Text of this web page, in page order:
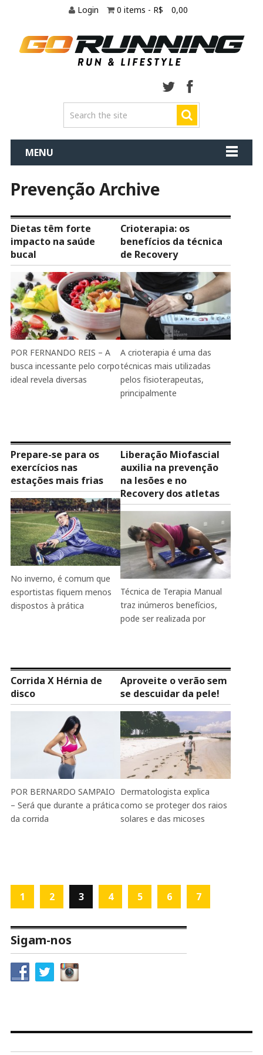
Login 0 items - R$ 0,00
MENU
Prevenção Archive
Dietas têm forte
impacto na saúde
bucal
POR FERNANDO REIS – A
busca incessante pelo corpo
ideal revela diversas
Crioterapia: os
benefícios da técnica
de Recovery
A crioterapia é uma das
técnicas mais utilizadas
pelos fisioterapeutas,
principalmente
Prepare-se para os
exercícios nas
estações mais frias
No inverno, é comum que
esportistas fiquem menos
dispostos à prática
Liberação Miofascial
auxilia na prevenção
na lesões e no
Recovery dos atletas
Técnica de Terapia Manual
traz inúmeros benefícios,
pode ser realizada por
Corrida X Hérnia de
disco
POR BERNARDO SAMPAIO
– Será que durante a prática
da corrida
Aproveite o verão sem
se descuidar da pele!
Dermatologista explica
como se proteger dos raios
solares e das micoses
1 2 3 4 5 6 7
Sigam-nos